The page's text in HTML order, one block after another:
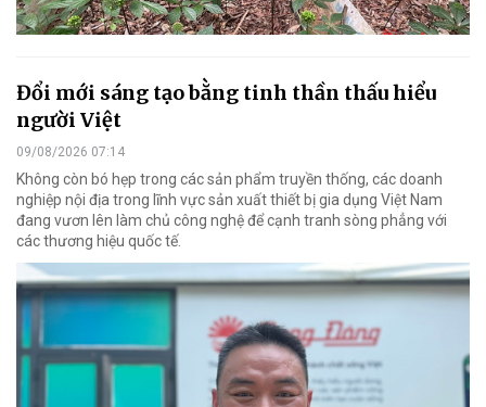
Đổi mới sáng tạo bằng tinh thần thấu hiểu
người Việt
09/08/2026 07:14
Không còn bó hẹp trong các sản phẩm truyền thống, các doanh
nghiệp nội địa trong lĩnh vực sản xuất thiết bị gia dụng Việt Nam
đang vươn lên làm chủ công nghệ để cạnh tranh sòng phẳng với
các thương hiệu quốc tế.